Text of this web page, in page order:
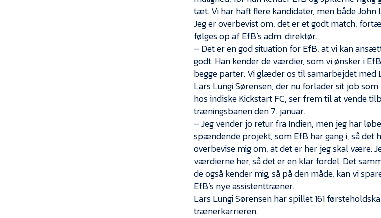
tæt. Vi har haft flere kandidater, men både John
Jeg er overbevist om, det er et godt match,
følges op af EfB’s adm. direktør.
– Det er en god situation for EfB, at vi kan
godt. Han kender de værdier, som vi ønsker i
begge parter. Vi glæder os til samarbejdet
Lars Lungi Sørensen, der nu forlader sit job
hos indiske Kickstart FC, ser frem til at vende
træningsbanen den 7. januar.
– Jeg vender jo retur fra Indien, men jeg har
spændende projekt, som EfB har gang i, så
overbevise mig om, at det er her jeg skal være.
værdierne her, så det er en klar fordel. Det
de også kender mig, så på den måde, kan vi
EfB’s nye assistenttræner.
Lars Lungi Sørensen har spillet 161
trænerkarrieren.